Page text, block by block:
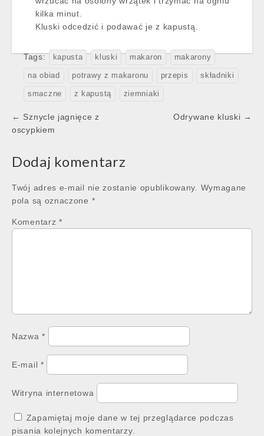
kilka minut.
Kluski odcedzić i podawać je z kapustą.
Tags: kapusta kluski makaron makarony
na obiad potrawy z makaronu przepis składniki
smaczne z kapustą ziemniaki
Post
navigation
← Sznycle jagnięce z
oscypkiem
Odrywane kluski →
Dodaj komentarz
Twój adres e-mail nie zostanie opublikowany.
Wymagane
pola są oznaczone *
Komentarz *
Nazwa*
E-mail *
Witryna internetowa
Zapamiętaj moje dane w tej przeglądarce podczas
pisania kolejnych komentarzy.